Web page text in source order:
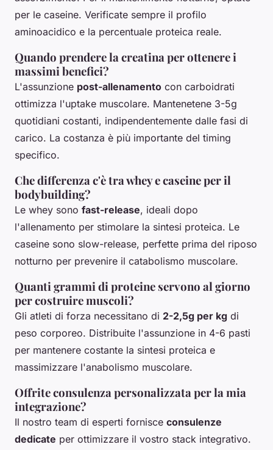
per le caseine. Verificate sempre il profilo
aminoacidico e la percentuale proteica reale.
Quando prendere la creatina per ottenere i
massimi benefici?
L'assunzione post-allenamento con carboidrati
ottimizza l'uptake muscolare. Mantenetene 3-5g
quotidiani costanti, indipendentemente dalle fasi di
carico. La costanza è più importante del timing
specifico.
Che differenza c'è tra whey e caseine per il
bodybuilding?
Le whey sono fast-release, ideali dopo
l'allenamento per stimolare la sintesi proteica. Le
caseine sono slow-release, perfette prima del riposo
notturno per prevenire il catabolismo muscolare.
Quanti grammi di proteine servono al giorno
per costruire muscoli?
Gli atleti di forza necessitano di 2-2,5g per kg di
peso corporeo. Distribuite l'assunzione in 4-6 pasti
per mantenere costante la sintesi proteica e
massimizzare l'anabolismo muscolare.
Offrite consulenza personalizzata per la mia
integrazione?
Il nostro team di esperti fornisce consulenze
dedicate per ottimizzare il vostro stack integrativo.